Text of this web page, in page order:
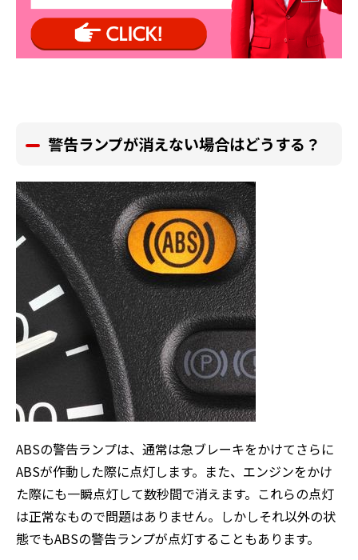
警告ランプが消えない場合はどうする？
ABSの警告ランプは、通常は急ブレーキをかけてさらに
ABSが作動した際に点灯します。また、エンジンをかけ
た際にも一瞬点灯して数秒間で消えます。これらの点灯
は正常なもので問題はありません。しかしそれ以外の状
態でもABSの警告ランプが点灯することもあります。